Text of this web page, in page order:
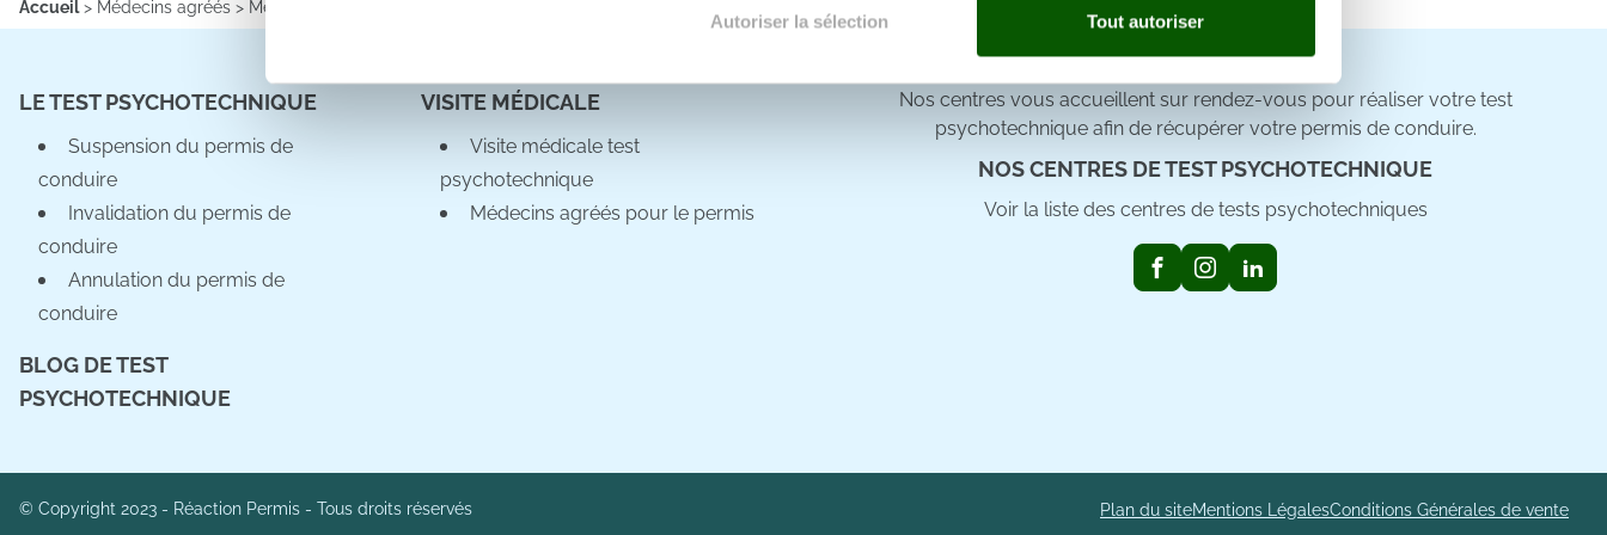
partenaires de médias sociaux, de publicité et d'analyse, qui peuvent combiner celles-ci avec d'autres informations que
vous leur avez fournies ou qu'ils ont collectées lors de votre utilisation de leurs services.
Autoriser la sélection Tout autoriser
Accueil> Médecins agréés > Médecins agréés
LE TEST PSYCHOTECHNIQUE
Suspension du permis de
conduire
Invalidation du permis de
conduire
Annulation du permis de
conduire
BLOG DE TEST
PSYCHOTECHNIQUE
VISITE MÉDICALE
Visite médicale test
psychotechnique
Médecins agréés pour le permis
Nos centres vous accueillent sur rendez-vous pour réaliser votre test
psychotechnique afin de récupérer votre permis de conduire.
NOS CENTRES DE TEST PSYCHOTECHNIQUE
Voir la liste des centres de tests psychotechniques
© Copyright 2023 - Réaction Permis - Tous droits réservés Plan du siteMentions LégalesConditions Générales de vente